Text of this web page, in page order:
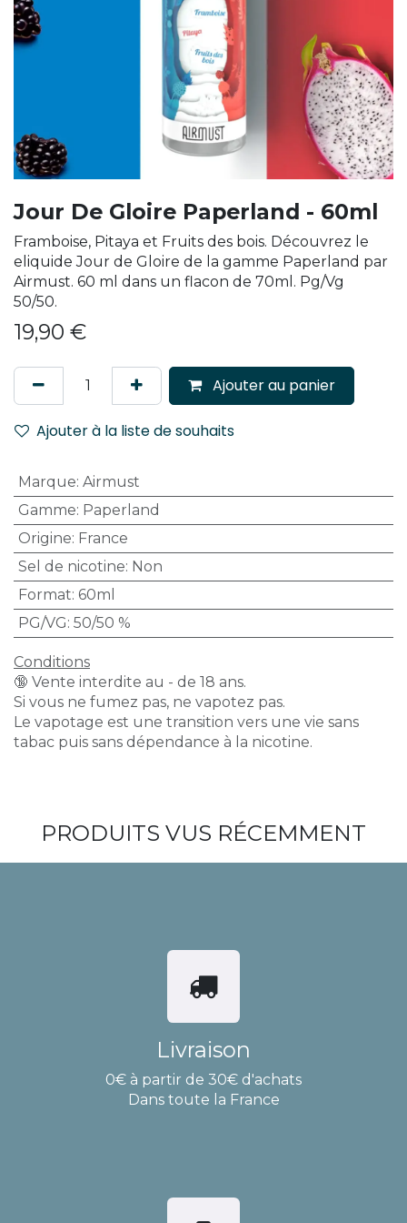
Jour De Gloire Paperland - 60ml
Framboise, Pitaya et Fruits des bois. Découvrez le
eliquide Jour de Gloire de la gamme Paperland par
Airmust. 60 ml dans un flacon de 70ml. Pg/Vg
50/50.
19,90 €
Ajouter au panier
Ajouter à la liste de souhaits
Marque: Airmust
Gamme: Paperland
Origine: France
Sel de nicotine: Non
Format: 60ml
PG/VG: 50/50 %
Conditions
🔞 Vente interdite au - de 18 ans.
Si vous ne fumez pas, ne vapotez pas.
Le vapotage est une transition vers une vie sans
tabac puis sans dépendance à la nicotine.
PRODUITS VUS RÉCEMMENT
Livraison
0€ à partir de 30€ d'achats
Dans toute la France